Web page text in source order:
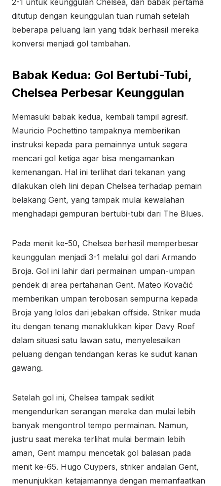
2-1 untuk keunggulan Chelsea, dan babak pertama
ditutup dengan keunggulan tuan rumah setelah
beberapa peluang lain yang tidak berhasil mereka
konversi menjadi gol tambahan.
Babak Kedua: Gol Bertubi-Tubi,
Chelsea Perbesar Keunggulan
Memasuki babak kedua, kembali tampil agresif.
Mauricio Pochettino tampaknya memberikan
instruksi kepada para pemainnya untuk segera
mencari gol ketiga agar bisa mengamankan
kemenangan. Hal ini terlihat dari tekanan yang
dilakukan oleh lini depan Chelsea terhadap pemain
belakang Gent, yang tampak mulai kewalahan
menghadapi gempuran bertubi-tubi dari The Blues.
Pada menit ke-50, Chelsea berhasil memperbesar
keunggulan menjadi 3-1 melalui gol dari Armando
Broja. Gol ini lahir dari permainan umpan-umpan
pendek di area pertahanan Gent. Mateo Kovačić
memberikan umpan terobosan sempurna kepada
Broja yang lolos dari jebakan offside. Striker muda
itu dengan tenang menaklukkan kiper Davy Roef
dalam situasi satu lawan satu, menyelesaikan
peluang dengan tendangan keras ke sudut kanan
gawang.
Setelah gol ini, Chelsea tampak sedikit
mengendurkan serangan mereka dan mulai lebih
banyak mengontrol tempo permainan. Namun,
justru saat mereka terlihat mulai bermain lebih
aman, Gent mampu mencetak gol balasan pada
menit ke-65. Hugo Cuypers, striker andalan Gent,
menunjukkan ketajamannya dengan memanfaatkan